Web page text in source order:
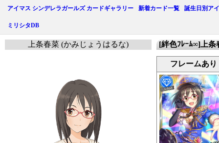
アイマス シンデレラガールズ カードギャラリー 新着カード一覧 誕生日別ア
ミリシタDB
[絆色ﾌﾚｰﾑ∞]上条
フレームあり
上条春菜 (かみじょうはるな)